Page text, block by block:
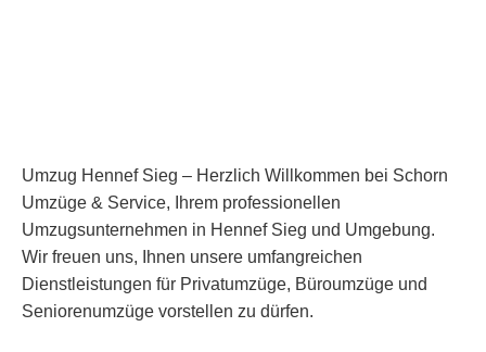
Umzug Hennef Sieg – Herzlich Willkommen bei Schorn
Umzüge & Service, Ihrem professionellen
Umzugsunternehmen in Hennef Sieg und Umgebung.
Wir freuen uns, Ihnen unsere umfangreichen
Dienstleistungen für Privatumzüge, Büroumzüge und
Seniorenumzüge vorstellen zu dürfen.